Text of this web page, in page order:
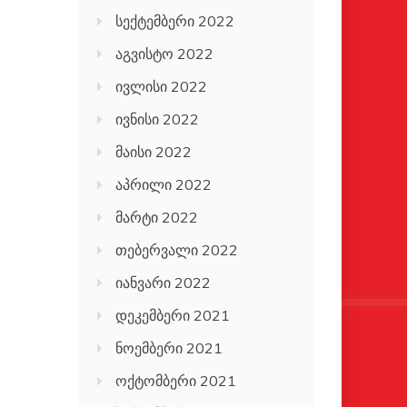
სექტემბერი 2022
აგვისტო 2022
ივლისი 2022
ივნისი 2022
მაისი 2022
აპრილი 2022
მარტი 2022
თებერვალი 2022
იანვარი 2022
დეკემბერი 2021
ნოემბერი 2021
ოქტომბერი 2021